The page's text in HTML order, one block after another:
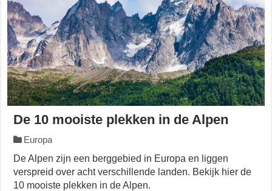
De 10 mooiste plekken in de Alpen
Europa
De Alpen zijn een berggebied in Europa en liggen
verspreid over acht verschillende landen. Bekijk hier de
10 mooiste plekken in de Alpen.